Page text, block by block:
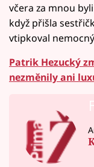
včera za mnou
když přišla
vtipkoval
Patrik Hezucký
nezměnily ani